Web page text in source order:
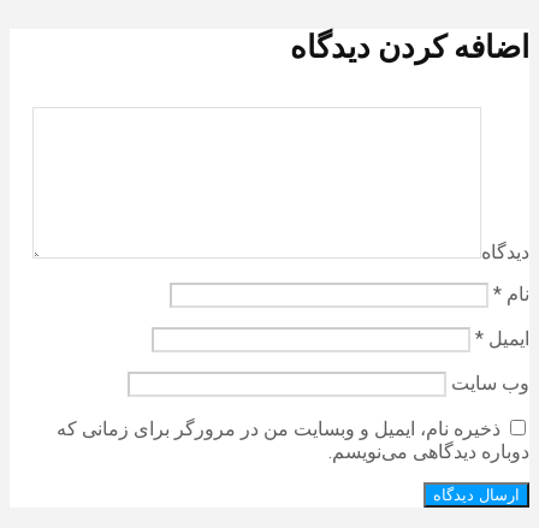
اضافه کردن دیدگاه
دیدگاه
نام *
ایمیل *
وب‌ سایت
ذخیره نام، ایمیل و وبسایت من در مرورگر برای زمانی که
دوباره دیدگاهی می‌نویسم.